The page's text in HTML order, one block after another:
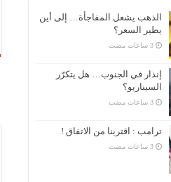
الذهب يشعل المفاجأة… إلى أين
يطير السعر؟
إنذار في الجنوب… هل يتكرّر
السيناريو؟
ترامب : اقتربنا من الاتفاق !